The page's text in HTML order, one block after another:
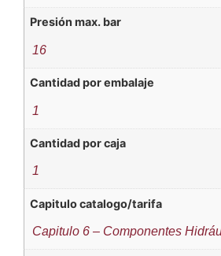
Presión max. bar
16
Cantidad por embalaje
1
Cantidad por caja
1
Capitulo catalogo/tarifa
Capitulo 6 – Componentes